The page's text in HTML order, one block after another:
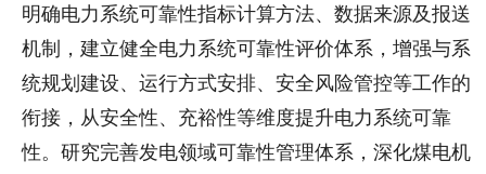
明确电力系统可靠性指标计算方法、数据来源及报送
机制，建立健全电力系统可靠性评价体系，增强与系
统规划建设、运行方式安排、安全风险管控等工作的
衔接，从安全性、充裕性等维度提升电力系统可靠
性。研究完善发电领域可靠性管理体系，深化煤电机